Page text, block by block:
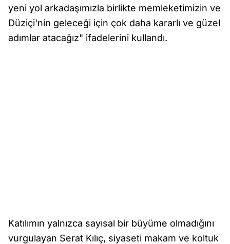
yeni yol arkadaşımızla birlikte memleketimizin ve
Düziçi'nin geleceği için çok daha kararlı ve güzel
adımlar atacağız" ifadelerini kullandı.
Katılımın yalnızca sayısal bir büyüme olmadığını
vurgulayan Serat Kılıç, siyaseti makam ve koltuk